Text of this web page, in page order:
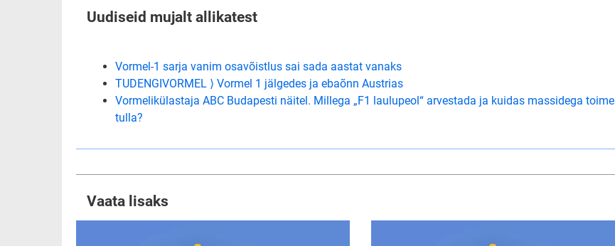
Uudiseid mujalt allikatest
Vormel-1 sarja vanim osavõistlus sai sada aastat vanaks
TUDENGIVORMEL ⟩ Vormel 1 jälgedes ja ebaõnn Austrias
Vormelikülastaja ABC Budapesti näitel. Millega „F1 laulupeol“ arvestada ja kuidas massidega toime
tulla?
Vaata lisaks